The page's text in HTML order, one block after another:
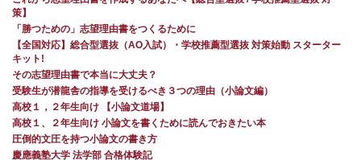
策】
「勝つための」志望理由書をつくるために
【全国対応】総合型選抜（AO入試）・学校推薦型選抜 対策始動 スターター
キット!
その志望理由書で本当に大丈夫？
受験生が潜龍舎の指導を受けるべき３つの理由（小論文編）
高校１，２年生向け 【小論文道場】
高校１、２年生向け 小論文を書くために読んでおきたい本
圧倒的文圧を持つ小論文の書き方
慶應義塾大学 法学部 合格体験記